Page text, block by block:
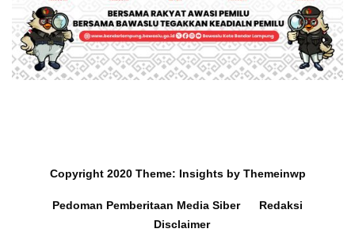
Copyright 2020 Theme: Insightsby Themeinwp
Pedoman Pemberitaan Media Siber
Redaksi
Disclaimer